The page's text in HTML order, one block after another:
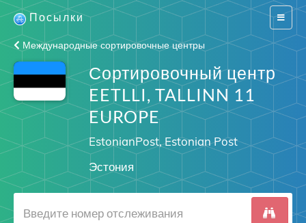
Switch
Посылки
Международные сортировочные центры
Сортировочный центр
EETLLI, TALLINN 11
EUROPE
EstonianPost, Estonian Post
Эстония